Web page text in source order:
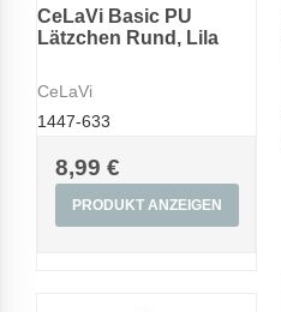
CeLaVi Basic PU
Lätzchen Rund, Lila
CeLaVi
1447-633
8,99 €
PRODUKT ANZEIGEN